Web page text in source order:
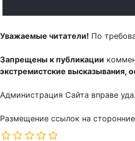
Уважаемые читатели! По
Запрещены к публикации
экстремистские высказывания,
Администрация Сайта вправе
Размещение ссылок на